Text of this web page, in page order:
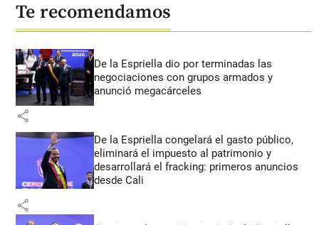
Te recomendamos
De la Espriella dio por terminadas las
negociaciones con grupos armados y
anunció megacárceles
share
De la Espriella congelará el gasto público,
eliminará el impuesto al patrimonio y
desarrollará el fracking: primeros anuncios
desde Cali
share